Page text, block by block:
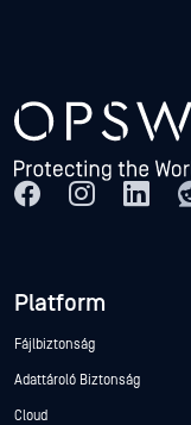
Platform
Fájlbiztonság
Adattároló Biztonság
Cloud